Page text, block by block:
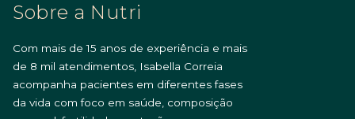
Sobre a Nutri
Com mais de 15 anos de experiência e mais
de 8 mil atendimentos, Isabella Correia
acompanha pacientes em diferentes fases
da vida com foco em saúde, composição